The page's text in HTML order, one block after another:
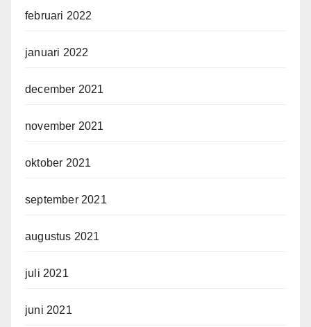
februari 2022
januari 2022
december 2021
november 2021
oktober 2021
september 2021
augustus 2021
juli 2021
juni 2021